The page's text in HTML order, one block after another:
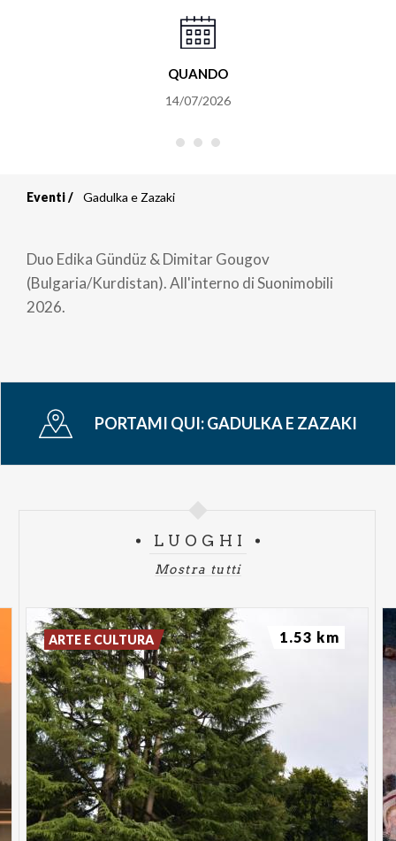
QUANDO
14/07/2026
di
pane
Eventi Gadulka e Zazaki
Duo Edika Gündüz & Dimitar Gougov
(Bulgaria/Kurdistan). All'interno di Suonimobili
2026.
PORTAMI QUI:GADULKA E ZAZAKI
LUOGHI
Mostra tutti
ARTE E CULTURA 1.53 km